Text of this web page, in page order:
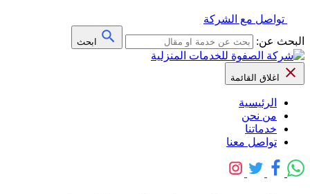
تواصل مع الشركة
البحث عن:
ابحث
اغلاق القائمة
الرئيسية
من نحن
خدماتنا
تواصل معنا